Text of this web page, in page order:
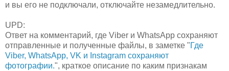
и вы его не подключали, отключайте незамедлительно.
UPD:
Ответ на комментарий, где Viber и WhatsApp сохраняют
отправленные и полученные файлы, в заметке "Где
Viber, WhatsApp, VK и Instagram сохраняют
фотографии.", краткое описание по каким признакам